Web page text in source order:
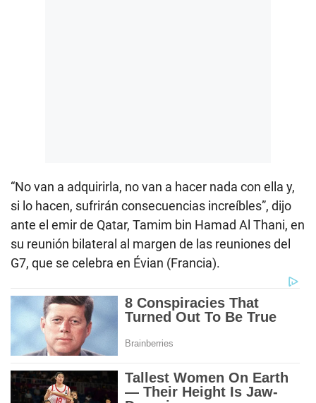
“No van a adquirirla, no van a hacer nada con ella y,
si lo hacen, sufrirán consecuencias increíbles”, dijo
ante el emir de Qatar, Tamim bin Hamad Al Thani, en
su reunión bilateral al margen de las reuniones del
G7, que se celebra en Évian (Francia).